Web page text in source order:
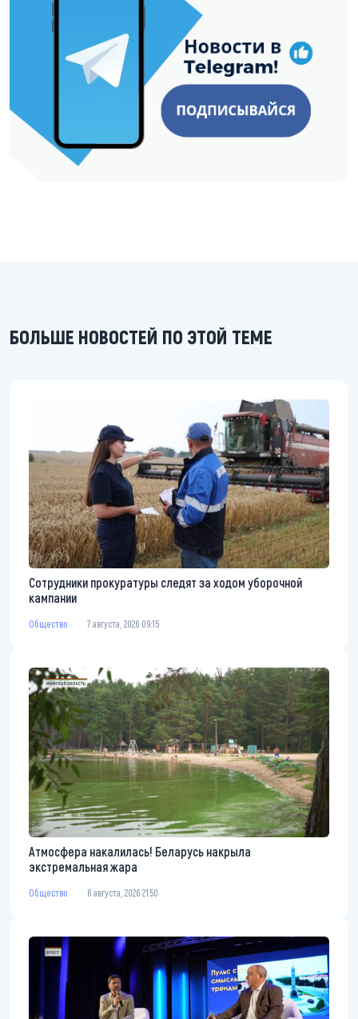
БОЛЬШЕ НОВОСТЕЙ ПО ЭТОЙ ТЕМЕ
Сотрудники прокуратуры следят за ходом уборочной
кампании
Общество 7 августа, 2026 09:15
Атмосфера накалилась! Беларусь накрыла
экстремальная жара
Общество 6 августа, 2026 21:50